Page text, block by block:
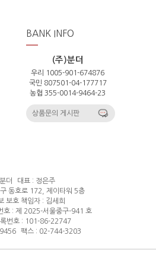
BANK INFO
(주)분더
우리 1005-901-674876
국민 807501-04-177717
농협 355-0014-9464-23
상품문의 게시판
더
대표 : 정은주
동호로 172, 제이타워 5층
보호 책임자 : 김세희
호 : 제 2025-서울중구-941 호
록번호 : 101-86-22747
팩스 : 02-744-3203